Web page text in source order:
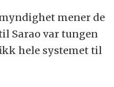
mener de
Sarao var tungen
hele systemet til